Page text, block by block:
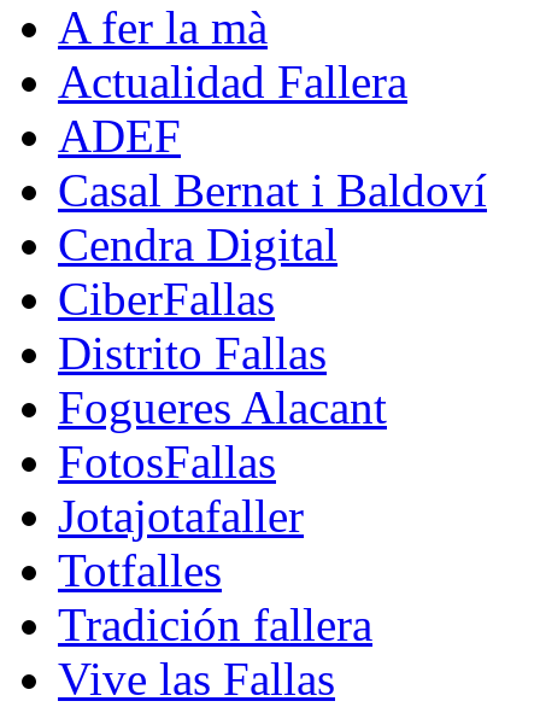
A fer la mà
Actualidad Fallera
ADEF
Casal Bernat i Baldoví
Cendra Digital
CiberFallas
Distrito Fallas
Fogueres Alacant
FotosFallas
Jotajotafaller
Totfalles
Tradición fallera
Vive las Fallas